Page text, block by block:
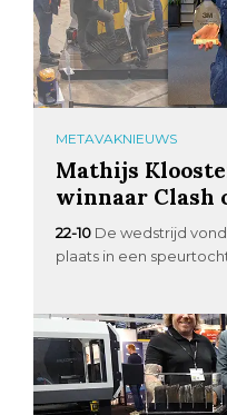
METAVAKNIEUWS
Mathijs
winnaar Clash
22-10 De wedstrijd
plaats in een